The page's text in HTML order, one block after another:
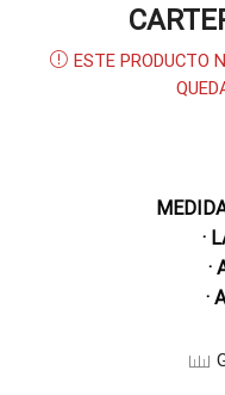
ESTE PRODUCTO
·
·
·